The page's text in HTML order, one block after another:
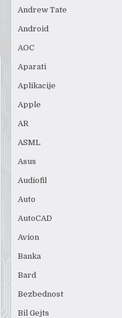
Andrew Tate
Android
AOC
Aparati
Aplikacije
Apple
AR
ASML
Asus
Audiofil
Auto
AutoCAD
Avion
Banka
Bard
Bezbednost
Bil Gejts